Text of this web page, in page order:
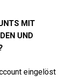
MIT
UND
eingelöst